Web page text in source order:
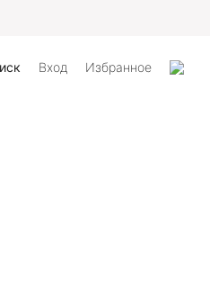
Вход Избранное